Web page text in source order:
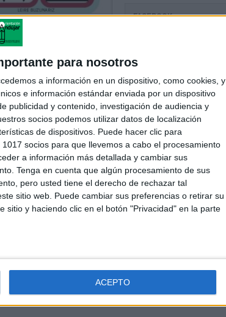
para nosotros
a información en un dispositivo, como cookies, y
e información estándar enviada por un dispositivo
publicidad y contenido, investigación de audiencia y
socios podemos utilizar datos de localización
de dispositivos. Puede hacer clic para
socios para que llevemos a cabo el procesamiento
a información más detallada y cambiar sus
Tenga en cuenta que algún procesamiento de sus
pero usted tiene el derecho de rechazar tal
sitio web. Puede cambiar sus preferencias o retirar su
sitio y haciendo clic en el botón "Privacidad" en la parte
ACEPTO
profesores Ginés y
que encontramos
sus tareas como docentes, y
FACEBOOK